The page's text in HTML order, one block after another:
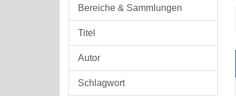
Bereiche & Sammlungen
Titel
Autor
Schlagwort